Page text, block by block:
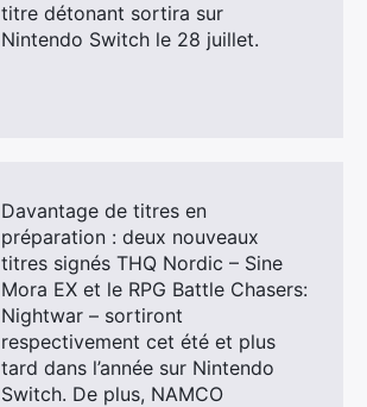
titre détonant sortira sur
Nintendo Switch le 28 juillet.
Davantage de titres en
préparation : deux nouveaux
titres signés THQ Nordic – Sine
Mora EX et le RPG Battle Chasers:
Nightwar – sortiront
respectivement cet été et plus
tard dans l’année sur Nintendo
Switch. De plus, NAMCO